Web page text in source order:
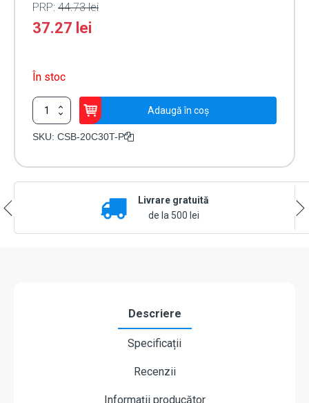
PRP: 44.73lei
37.27 lei
În stoc
Cantitate
Buton
de
Adaugă în coș
SKU: CSB-20C30T-P
Livrare gratuită
de la 500 lei
Descriere
Specificații
Recenzii
Informații producător